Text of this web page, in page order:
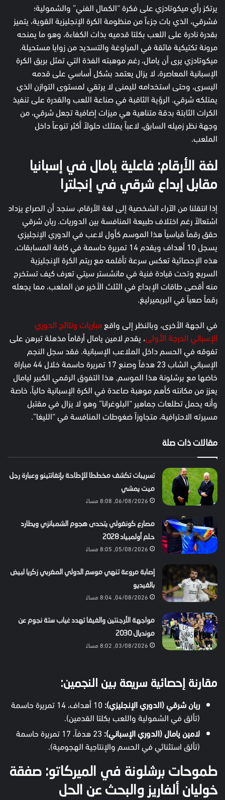
يرتكز رأي ميكوتادزي على فكرة “الكمال الفني” والشمولية؛
فشرقي، الذي بات جزءاً من منظومة الكرة الإنجليزية القوية، يتميز
بقدرة نادرة على اللعب بكلتا قدميه بذات الكفاءة، وهو ما يمنحه
مرونة تكتيكية فائقة في المراوغة والتسديد من زوايا مستحيلة.
ميكوتادزي يرى أن يامال، رغم موهبته الفذة التي تمثل بريق الكرة
الإسبانية المعاصرة، لا يزال يعتمد بشكل أساسي على قدمه
اليسرى، وحتى استخدامه لليمنى لا يرتقي لمستوى التوازن الذي
يمتلكه شرقي. الرؤية الثاقبة في صناعة اللعب والقدرة على تنفيذ
الكرات الثابتة بدقة متناهية هي ميزات إضافية تجعل شرقي، من
وجهة نظر زميله السابق، لاعباً يمتلك حلولاً أكثر تنوعاً داخل
الملعب.
لغة الأرقام: فاعلية يامال في إسبانيا
مقابل إبداع شرقي في إنجلترا
إذا انتقلنا من الآراء الشخصية إلى لغة الأرقام، سنجد أن الصراع يزداد
اشتعالاً رغم اختلاف طبيعة المنافسة بين الدوريات. ريان شرقي
حقق رقماً قياسياً هذا الموسم كأول لاعب في الدوري الإنجليزي
يسجل 10 أهداف ويقدم 14 تمريرة حاسمة في كافة المسابقات.
هذه الإحصائية تعكس سرعة تأقلمه مع ريتم الكرة الإنجليزية
السريع وتحت قيادة فنية في مانشستر سيتي تعرف كيف تستخرج
منه أقصى طاقات الإبداع في الثلث الأخير من الملعب، مما يجعله
رقماً صعباً في البريميرليغ.
في الجهة الأخرى، وبالنظر إلى واقع مباريات ونتائج الدوري
الإسباني الدرجة الأولى، يقدم لامين يامال أرقاماً مذهلة تبرهن على
تفوقه في الحسم داخل الملاعب الإسبانية. فقد سجل النجم
الإسباني الشاب 23 هدفاً وصنع 17 تمريرة حاسمة خلال 44 مباراة
خاضها مع برشلونة هذا الموسم. هذا التفوق الرقمي الكبير ليامال
يعزز من مكانته كأهم موهبة صاعدة في الكرة الإسبانية حالياً، خاصة
وأنه يحمل تطلعات جماهير “البلوغرانا” وهو لا يزال في مقتبل
مسيرته الاحترافية، متجاوزاً ضغوطات المنافسة في “الليغا”.
مقالات ذات صلة
تسريبات تكشف مخططا للإطاحة بإنفانتينو وعبارة رجل
ميت يمشي
06/08/2026, 8:08 مساءً
مصارع كونغولي يتحدى هجوم الشمبانزي ويطارد
حلم أولمبياد 2028
05/08/2026, 8:05 مساءً
إصابة مروعة تنهي موسم الدولي المغربي زكريا لبيض
بالفيديو
04/08/2026, 8:04 مساءً
مواجهة الأرجنتين والفيفا تهدد غياب ستة نجوم عن
مونديال 2030
03/08/2026, 8:02 مساءً
مقارنة إحصائية سريعة بين النجمين:
ريان شرقي (الدوري الإنجليزي):
10 أهداف، 14 تمريرة حاسمة
(تألق في الشمولية واللعب بكلتا القدمين).
لامين يامال (الدوري الإسباني):
23 هدفاً، 17 تمريرة حاسمة
(تألق استثنائي في الحسم والإنتاجية الهجومية).
طموحات برشلونة في الميركاتو: صفقة
خوليان ألفاريز والبحث عن الحل